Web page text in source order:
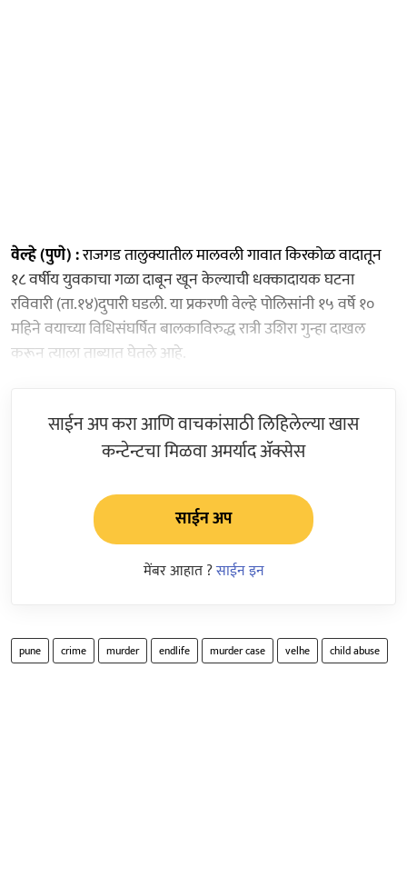
वेल्हे (पुणे) :राजगड तालुक्यातील मालवली गावात किरकोळ वादातून
१८ वर्षीय युवकाचा गळा दाबून खून केल्याची धक्कादायक घटना
रविवारी (ता.१४)दुपारी घडली. या प्रकरणी वेल्हे पोलिसांनी १५ वर्षे १०
महिने वयाच्या विधिसंघर्षित बालकाविरुद्ध रात्री उशिरा गुन्हा दाखल
करून त्याला ताब्यात घेतले आहे.
साईन अप करा आणि वाचकांसाठी लिहिलेल्या खास
कन्टेन्टचा मिळवा अमर्याद ॲक्सेस
साईन अप
मेंबर आहात ?साईन इन
pune crime murder endlife murder case velhe child abuse